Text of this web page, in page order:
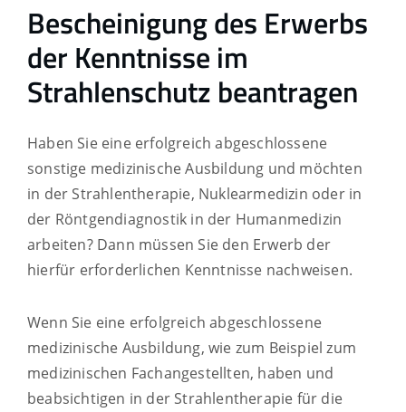
Bescheinigung des Erwerbs
der Kenntnisse im
Strahlenschutz beantragen
Haben Sie eine erfolgreich abgeschlossene
sonstige medizinische Ausbildung und möchten
in der Strahlentherapie, Nuklearmedizin oder in
der Röntgendiagnostik in der Humanmedizin
arbeiten? Dann müssen Sie den Erwerb der
hierfür erforderlichen Kenntnisse nachweisen.
Wenn Sie eine erfolgreich abgeschlossene
medizinische Ausbildung, wie zum Beispiel zum
medizinischen Fachangestellten, haben und
beabsichtigen in der Strahlentherapie für die